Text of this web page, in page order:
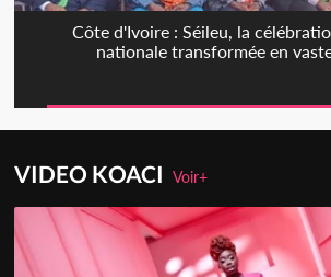
Côte d'Ivoire : Séileu, la
nationale transformée en
VIDEO KOACIVoir+